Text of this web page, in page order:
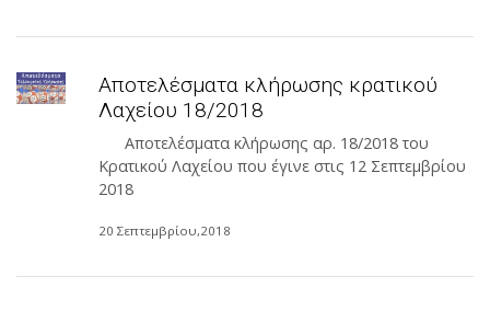
Αποτελέσματα κλήρωσης κρατικού
Λαχείου 18/2018
Αποτελέσματα κλήρωσης αρ. 18/2018 του
Κρατικού Λαχείου που έγινε στις 12 Σεπτεμβρίου
2018
20 Σεπτεμβρίου,2018